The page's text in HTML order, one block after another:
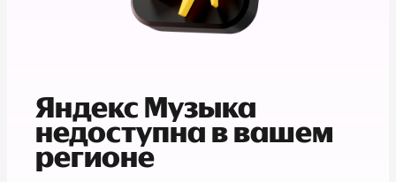
Яндекс Музыка
недоступна в вашем
регионе